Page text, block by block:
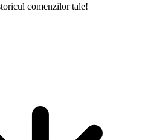
comenzilor tale!